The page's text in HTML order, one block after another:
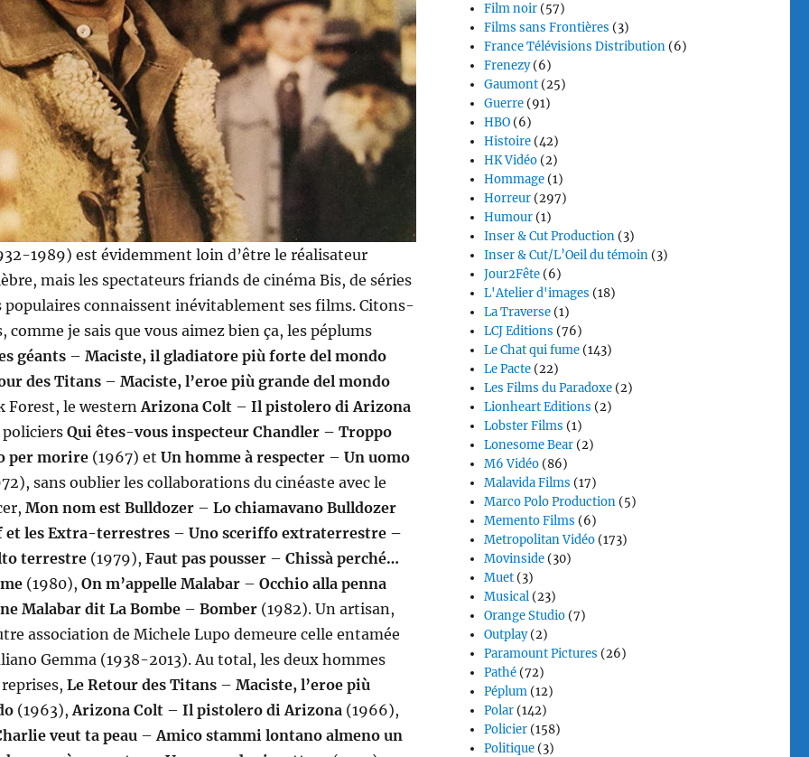
1989) est évidemment loin d’être le réalisateur
mais les spectateurs friands de cinéma Bis, de séries
populaires connaissent inévitablement ses films. Citons-
comme je sais que vous aimez bien ça, les péplums
géants – Maciste, il gladiatore più forte del mondo
des Titans – Maciste, l’eroe più grande del mondo
Forest, le westernArizona Colt – Il pistolero di Arizona
Qui êtes-vous inspecteur Chandler – Troppo
per morire(1967) et Un homme à respecter – Un uomo
sans oublier les collaborations du cinéaste avec le
Mon nom est Bulldozer – Lo chiamavano Bulldozer
et les Extra-terrestres – Uno sceriffo extraterrestre –
terrestre(1979), Faut pas pousser – Chissà perché…
(1980), On m’appelle Malabar – Occhio alla penna
Malabar dit La Bombe – Bomber(1982). Un artisan,
association de Michele Lupo demeure celle entamée
Gemma (1938-2013). Au total, les deux hommes
Le Retour des Titans – Maciste, l’eroe più
(1963),Arizona Colt – Il pistolero di Arizona(1966),
veut ta peau – Amico stammi lontano almeno un
Film noir (57)
Films sans Frontières (3)
France Télévisions Distribution (6)
Frenezy(6)
Gaumont (25)
Guerre (91)
HBO (6)
Histoire (42)
HK Vidéo (2)
Hommage (1)
Horreur (297)
Humour (1)
Inser & Cut Production (3)
Inser & Cut/L’Oeil du témoin (3)
Jour2Fête (6)
L'Atelier d'images (18)
La Traverse (1)
LCJ Editions (76)
Le Chat qui fume (143)
Le Pacte (22)
Les Films du Paradoxe (2)
Lionheart Editions (2)
Lobster Films (1)
Lonesome Bear (2)
M6 Vidéo (86)
Malavida Films (17)
Marco Polo Production (5)
Memento Films (6)
Metropolitan Vidéo (173)
Movinside (30)
Muet (3)
Musical (23)
Orange Studio (7)
Outplay(2)
Paramount Pictures (26)
Pathé (72)
Péplum (12)
Polar (142)
Policier (158)
Politique (3)